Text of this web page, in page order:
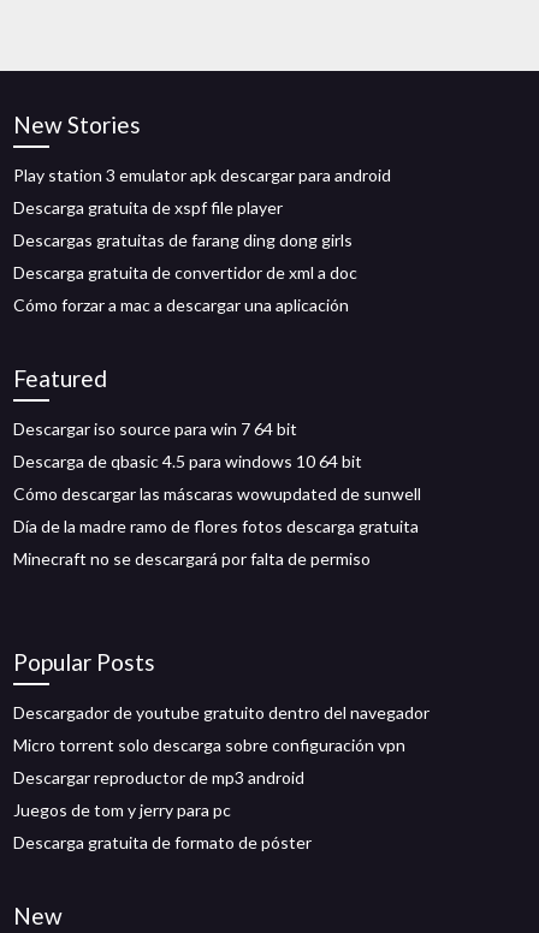
New Stories
Play station 3 emulator apk descargar para android
Descarga gratuita de xspf file player
Descargas gratuitas de farang ding dong girls
Descarga gratuita de convertidor de xml a doc
Cómo forzar a mac a descargar una aplicación
Featured
Descargar iso source para win 7 64 bit
Descarga de qbasic 4.5 para windows 10 64 bit
Cómo descargar las máscaras wowupdated de sunwell
Día de la madre ramo de flores fotos descarga gratuita
Minecraft no se descargará por falta de permiso
Popular Posts
Descargador de youtube gratuito dentro del navegador
Micro torrent solo descarga sobre configuración vpn
Descargar reproductor de mp3 android
Juegos de tom y jerry para pc
Descarga gratuita de formato de póster
New